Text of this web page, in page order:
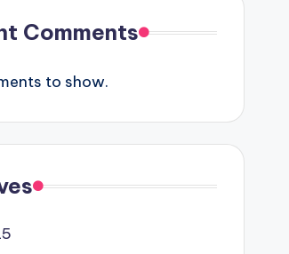
Comments
to show.